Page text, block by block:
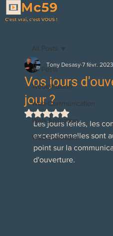
All Posts
Webdiffusion
Web-Communication
Web-Animation
Web-Evaluation
All Posts
Vos jours
jour ?
Tony Desasy 7 févr. 2023
Noté NaN étoiles
Les jours fériés, les
exceptionnelles sont
point sur la
d'ouverture.